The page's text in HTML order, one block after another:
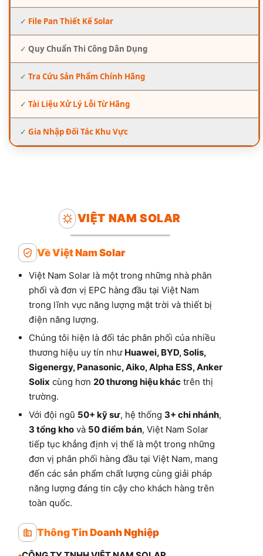
✓ File Pan Thiết Kế Solar
✓ Quy Chuẩn Thi Công Dân Dụng
✓ Tra Cứu Sản Phẩm Chính Hãng
✓ Tài Liệu Xử Lý Lỗi Từ Hãng
✓ Gia Nhập Đối Tác Khu Vực
VIỆT NAM SOLAR
Về Việt Nam Solar
Việt Nam Solar là một trong những nhà phân
phối và đơn vị EPC hàng đầu tại Việt Nam
trong lĩnh vực năng lượng mặt trời và thiết bị
điện năng lượng.
Chúng tôi hiện là đối tác phân phối của nhiều
thương hiệu uy tín như Huawei, BYD, Solis,
Sigenergy, Panasonic, Aiko, Alpha ESS, Anker
Solix cùng hơn 20 thương hiệu khác trên thị
trường.
Với đội ngũ 50+ kỹ sư, hệ thống 3+ chi nhánh,
3 tổng kho và 50 điểm bán, Việt Nam Solar
tiếp tục khẳng định vị thế là một trong những
đơn vị phân phối hàng đầu tại Việt Nam, mang
đến các sản phẩm chất lượng cùng giải pháp
năng lượng đáng tin cậy cho khách hàng trên
toàn quốc.
Thông Tin Doanh Nghiệp